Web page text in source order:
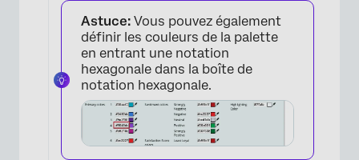
×
Astuce: Vous pouvez également
définir les couleurs de la palette
en entrant une notation
hexagonale dans la boîte de
notation hexagonale.